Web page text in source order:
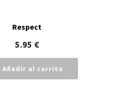
Respect
5.95 €
Añadir al carrito